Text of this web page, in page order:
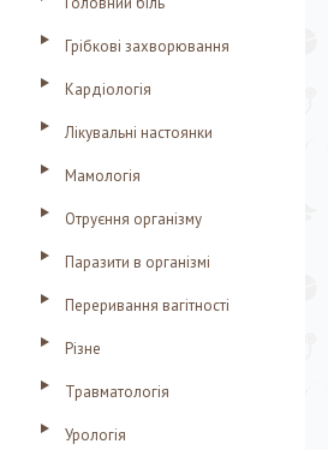
Грібкові захворювання
Кардіологія
Лікувальні настоянки
Мамологія
Отруєння організму
Паразити в організмі
Переривання вагітності
Різне
Травматологія
Урологія